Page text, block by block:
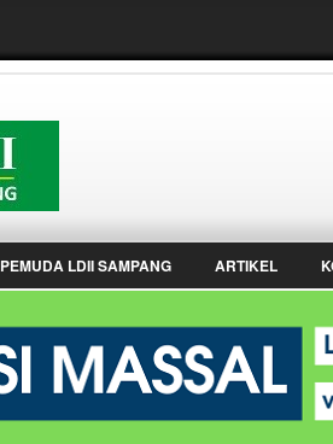
PEMUDA LDII SAMPANG ARTIKEL